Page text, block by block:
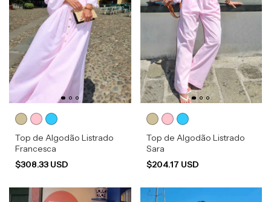
Top de Algodão Listrado
Francesca
$308.33 USD
Top de Algodão Listrado
Sara
$204.17 USD